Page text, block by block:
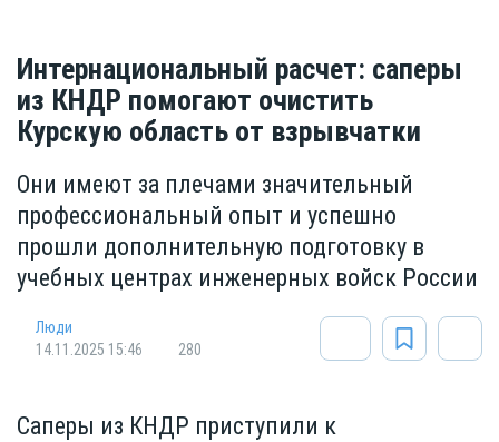
Интернациональный расчет: саперы
из КНДР помогают очистить
Курскую область от взрывчатки
Они имеют за плечами значительный
профессиональный опыт и успешно
прошли дополнительную подготовку в
учебных центрах инженерных войск России
Люди
14.11.2025 15:46
280
Саперы из КНДР приступили к